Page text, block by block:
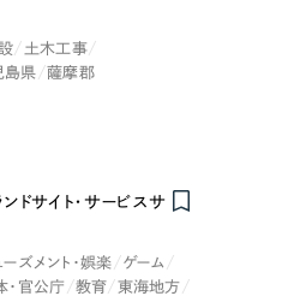
土木工事
島県 薩摩郡
ドサイト・サービスサ
ーズメント・娯楽
ゲーム
・官公庁 教育
東海地方